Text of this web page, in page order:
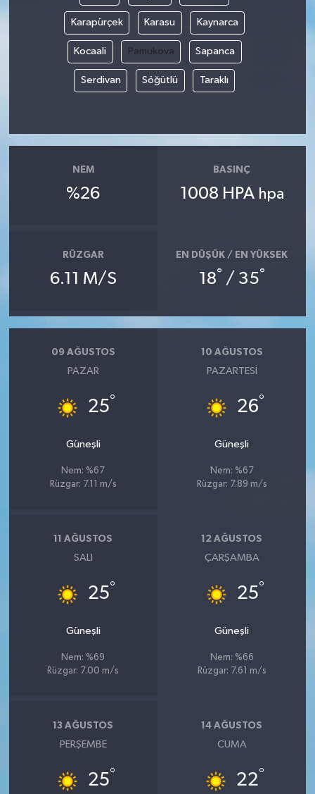
Karapürçek Karasu Kaynarca
Kocaali Pamukova Sapanca
Serdivan Söğütlü Taraklı
NEM
%26
BASINÇ
1008 HPA hpa
RÜZGAR
6.11 M/S
EN DÜŞÜK / EN YÜKSEK
18° / 35°
09 AĞUSTOS
PAZAR
25°
Güneşli
Nem: %67
Rüzgar: 7.11 m/s
10 AĞUSTOS
PAZARTESI
26°
Güneşli
Nem: %67
Rüzgar: 7.89 m/s
11 AĞUSTOS
SALI
25°
Güneşli
Nem: %69
Rüzgar: 7.00 m/s
12 AĞUSTOS
ÇARŞAMBA
25°
Güneşli
Nem: %66
Rüzgar: 7.61 m/s
13 AĞUSTOS
PERŞEMBE
25°
14 AĞUSTOS
CUMA
22°